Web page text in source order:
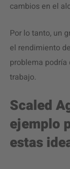
cambios en el
Por lo tanto, un
el rendimiento
problema
trabajo.
Scaled
ejemplo
estas